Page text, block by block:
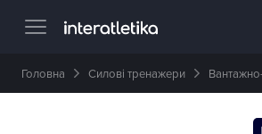
Професійне
Головна Силові тренажери